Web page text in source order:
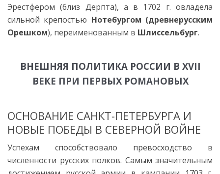
Эрестфером (близ Дерпта), а в 1702 г. овладела
сильной крепостью Нотебургом (древнерусским
Орешком), переименованным в Шлиссельбург.
ВНЕШНЯЯ ПОЛИТИКА РОССИИ В XVII
ВЕКЕ ПРИ ПЕРВЫХ РОМАНОВЫХ
ОСНОВАНИЕ САНКТ-ПЕТЕРБУРГА И
НОВЫЕ ПОБЕДЫ В СЕВЕРНОЙ ВОЙНЕ
Успехам способствовало превосходство в
численности русских полков. Самым значительным